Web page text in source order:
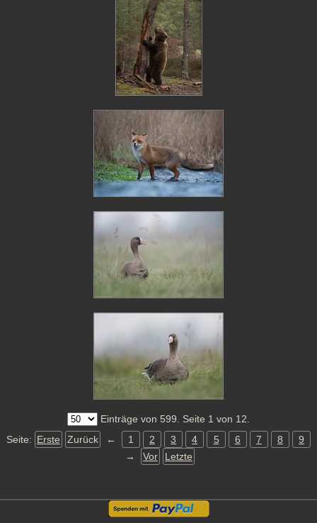
Einträge von 599. Seite 1 von 12.
Seite: Erste Zurück ← 1 2 3 4 5 6 7 8
9
→
Vor Letzte